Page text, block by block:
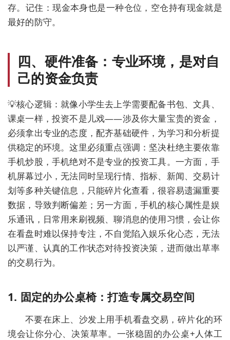
存。记住：现金本身也是一种仓位，空仓持有现金就是
最好的防守。
四、硬件准备：专业环境，是对自
己的资金负责
💡核心逻辑：就像小学生去上学需要配备书包、文具、
课桌一样，投资不是儿戏——涉及你大量宝贵的资金，
必须拿出专业的态度，配齐基础硬件，为学习和分析提
供稳定的环境。这里必须重点强调：坚决杜绝主要依靠
手机炒股，手机绝对不是专业的投资工具。一方面，手
机屏幕过小，无法同时呈现行情、指标、新闻、交易计
划等多种关键信息，只能碎片化查看，很容易遗漏重要
数据，导致判断偏差；另一方面，手机的核心属性是娱
乐通讯，日常用来刷视频、聊消息的使用习惯，会让你
在看盘时难以保持专注，不自觉陷入娱乐化心态，无法
以严谨、认真的工作状态对待投资决策，进而做出草率
的交易行为。
1. 固定的办公桌椅：打造专属交易空间
不要在床上、沙发上用手机看盘交易，碎片化的环
境会让你分心、决策草率。 一张稳固的办公桌+人体工